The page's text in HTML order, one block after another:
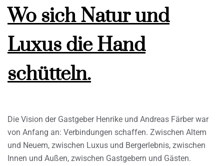
Wo sich Natur und
Luxus die Hand
schütteln.
Die Vision der Gastgeber Henrike und Andreas Färber war
von Anfang an: Verbindungen schaffen. Zwischen Altem
und Neuem, zwischen Luxus und Bergerlebnis, zwischen
Innen und Außen, zwischen Gastgebern und Gästen.